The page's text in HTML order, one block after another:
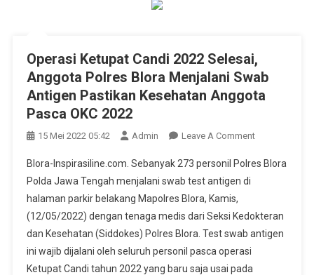
Operasi Ketupat Candi 2022 Selesai,
Anggota Polres Blora Menjalani Swab
Antigen Pastikan Kesehatan Anggota
Pasca OKC 2022
15 Mei 2022 05:42 Admin Leave A CommentOn
Ketupat
Selesai,
Anggota
Blora-Inspirasiline.com. Sebanyak 273 personil Polres Blora
Polda Jawa Tengah menjalani swab test antigen di
halaman parkir belakang Mapolres Blora, Kamis,
(12/05/2022) dengan tenaga medis dari Seksi Kedokteran
dan Kesehatan (Siddokes) Polres Blora. Test swab antigen
ini wajib dijalani oleh seluruh personil pasca operasi
Ketupat Candi tahun 2022 yang baru saja usai pada